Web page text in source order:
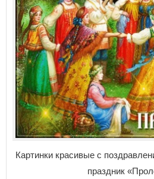
Картинки красивые с
праздник